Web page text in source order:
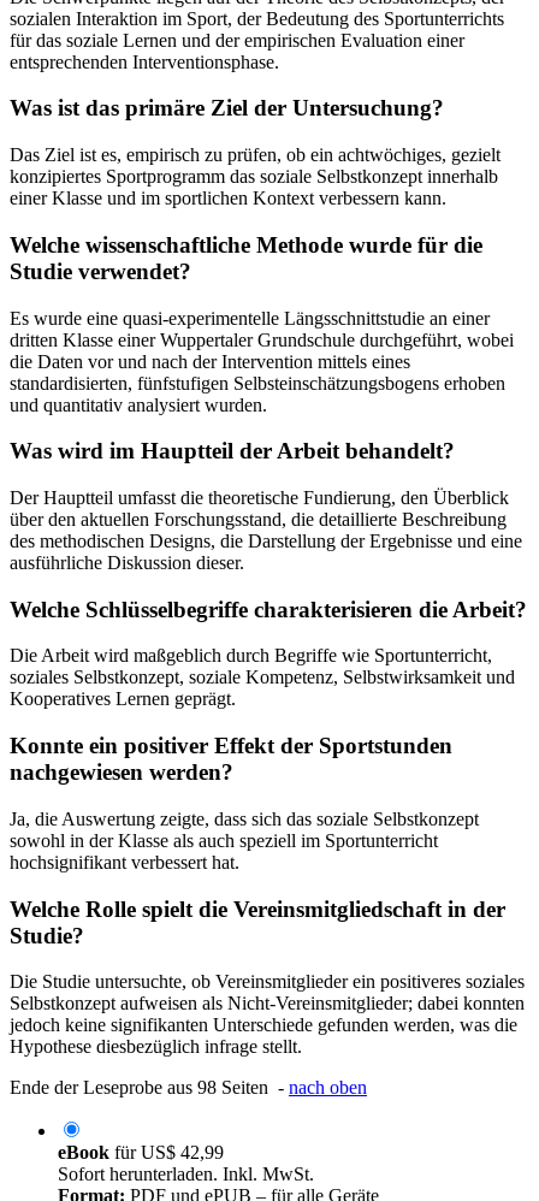
sozialen Interaktion im Sport, der Bedeutung des Sportunterrichts
für das soziale Lernen und der empirischen Evaluation einer
entsprechenden Interventionsphase.
Was ist das primäre Ziel der Untersuchung?
Das Ziel ist es, empirisch zu prüfen, ob ein achtwöchiges, gezielt
konzipiertes Sportprogramm das soziale Selbstkonzept innerhalb
einer Klasse und im sportlichen Kontext verbessern kann.
Welche wissenschaftliche Methode wurde für die
Studie verwendet?
Es wurde eine quasi-experimentelle Längsschnittstudie an einer
dritten Klasse einer Wuppertaler Grundschule durchgeführt, wobei
die Daten vor und nach der Intervention mittels eines
standardisierten, fünfstufigen Selbsteinschätzungsbogens erhoben
und quantitativ analysiert wurden.
Was wird im Hauptteil der Arbeit behandelt?
Der Hauptteil umfasst die theoretische Fundierung, den Überblick
über den aktuellen Forschungsstand, die detaillierte Beschreibung
des methodischen Designs, die Darstellung der Ergebnisse und eine
ausführliche Diskussion dieser.
Welche Schlüsselbegriffe charakterisieren die Arbeit?
Die Arbeit wird maßgeblich durch Begriffe wie Sportunterricht,
soziales Selbstkonzept, soziale Kompetenz, Selbstwirksamkeit und
Kooperatives Lernen geprägt.
Konnte ein positiver Effekt der Sportstunden
nachgewiesen werden?
Ja, die Auswertung zeigte, dass sich das soziale Selbstkonzept
sowohl in der Klasse als auch speziell im Sportunterricht
hochsignifikant verbessert hat.
Welche Rolle spielt die Vereinsmitgliedschaft in der
Studie?
Die Studie untersuchte, ob Vereinsmitglieder ein positiveres soziales
Selbstkonzept aufweisen als Nicht-Vereinsmitglieder; dabei konnten
jedoch keine signifikanten Unterschiede gefunden werden, was die
Hypothese diesbezüglich infrage stellt.
Ende der Leseprobe aus 98 Seiten - nach oben
eBook fürUS$ 42,99
Sofort herunterladen. Inkl. MwSt.
Format: PDF und ePUB – für alle Geräte